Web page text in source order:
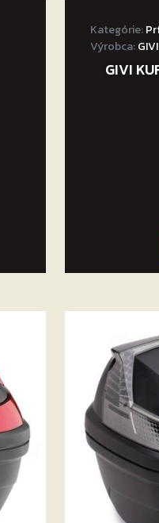
Kategórie:
Výrobca:
GIVI